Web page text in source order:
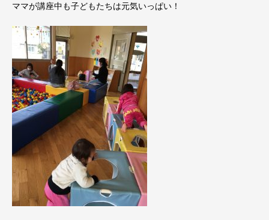
ママが講座中も子どもたちは元気いっぱい！